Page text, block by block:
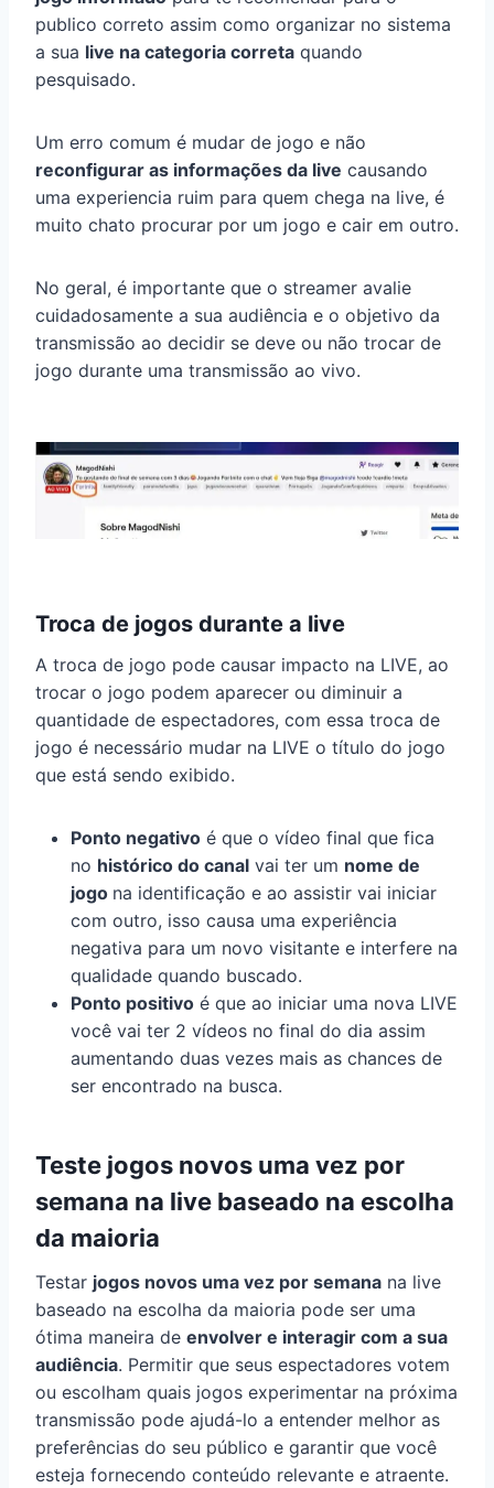
publico correto assim como organizar no sistema
a sua live na categoria correta quando
pesquisado.
Um erro comum é mudar de jogo e não
reconfigurar as informações da live causando
uma experiencia ruim para quem chega na live, é
muito chato procurar por um jogo e cair em outro.
No geral, é importante que o streamer avalie
cuidadosamente a sua audiência e o objetivo da
transmissão ao decidir se deve ou não trocar de
jogo durante uma transmissão ao vivo.
Troca de jogos durante a live
A troca de jogo pode causar impacto na LIVE, ao
trocar o jogo podem aparecer ou diminuir a
quantidade de espectadores, com essa troca de
jogo é necessário mudar na LIVE o título do jogo
que está sendo exibido.
Ponto negativo é que o vídeo final que fica
no histórico do canal vai ter um nome de
jogo na identificação e ao assistir vai iniciar
com outro, isso causa uma experiência
negativa para um novo visitante e interfere na
qualidade quando buscado.
Ponto positivo é que ao iniciar uma nova LIVE
você vai ter 2 vídeos no final do dia assim
aumentando duas vezes mais as chances de
ser encontrado na busca.
Teste jogos novos uma vez por
semana na live baseado na escolha
da maioria
Testar jogos novos uma vez por semana na live
baseado na escolha da maioria pode ser uma
ótima maneira de envolver e interagir com a sua
audiência. Permitir que seus espectadores votem
ou escolham quais jogos experimentar na próxima
transmissão pode ajudá-lo a entender melhor as
preferências do seu público e garantir que você
esteja fornecendo conteúdo relevante e atraente.